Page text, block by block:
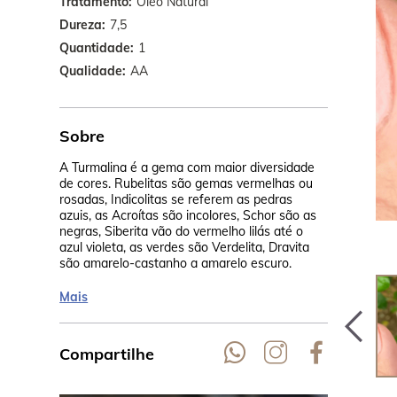
Dureza 7,5
Quantidade 1
Qualidade AA
Sobre
A Turmalina é a gema com maior diversidade
de cores. Rubelitas são gemas vermelhas ou
rosadas, Indicolitas se referem as pedras
azuis, as Acroítas são incolores, Schor são as
negras, Siberita vão do vermelho lilás até o
azul violeta, as verdes são Verdelita, Dravita
são amarelo-castanho a amarelo escuro.
As jazidas
Brasil, Sri
também
Índia,
Mais
Compartilhe